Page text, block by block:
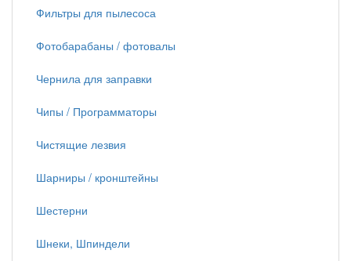
Фильтры для пылесоса
Фотобарабаны / фотовалы
Чернила для заправки
Чипы / Программаторы
Чистящие лезвия
Шарниры / кронштейны
Шестерни
Шнеки, Шпиндели